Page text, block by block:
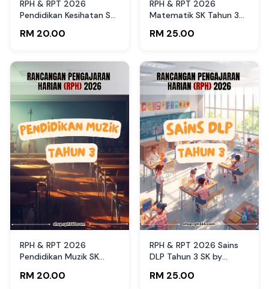
RPH & RPT 2026
Pendidikan Kesihatan SK
RM 20.00
RPH & RPT 2026
Matematik SK Tahun 3
RM 25.00
RPH & RPT 2026
Pendidikan Muzik SK
RM 20.00
RPH & RPT 2026 Sains
DLP Tahun 3 SK by
RM 25.00